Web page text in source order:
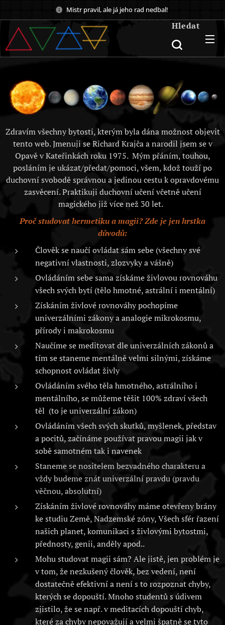
Mistr pravil, ale já jeho rad nedbal!
Hledat
Zdravím všechny bytosti, kterým byla dána možnost objevit
tento web. Jmenuji se Richard Krajča a narodil jsem se v
Opavě v Kateřinkách roku 1975. Mým přáním, touhou,
posláním je ukázat/předat/pomoci, všem, kdož touží po
duchovní svobodě správnou a jedinou cestu k opravdovému
zasvěcení. Praktikuji duchovní učení včetně učení
magického již více než 30 let.
Proč studovat hermetiku a magii? Zde je jen hrstka
důvodů:
Člověk se naučí ovládat sám sebe (všechny své
negativní vlastnosti, zlozvyky a vášně)
Ovládáním sebe sama získáme živlovou rovnováhu
všech svých bytí (tělo hmotné, astrální i mentální)
Získáním živlové rovnováhy pochopíme
univerzálními zákony a analogie mikrokosmu,
přírody i makrokosmu
Naučíme se meditovat dle univerzálních zákonů a
tím se staneme mentálně velmi silnými, získáme
schopnost ovládat živly
Ovládáním svého těla hmotného, astrálního i
mentálního, se můžeme těšit 100% zdraví všech
těl (to je univerzální zákon)
Ovládáním všech svých skutků, myšlenek, představ
a pocitů, začínáme používat pravou magii jak v
sobě samotném tak i navenek
Staneme se nositelem bezvadného charakteru a
vždy budeme znát univerzální pravdu (pravdu
věčnou, absolutní)
Získáním živlové rovnováhy máme otevřeny brány
ke studiu Země, Nadzemské zóny, Všech sfér řazení
našich planet, komunikaci s živlovými bytostmi,
přednosty, genii, anděly apod..
Mohu studovat magii sám? Ale jistě, jen problém je
v tom, že nezkušený člověk, bez vedení, není
dostatečně efektivní a není s to rozpoznat chyby,
kterých se dopouští. Mnoho studentů s údivem
zjistilo, že se např. v meditacích dopouští chyb,
které za chyby nepovažují a velmi špatně se tyto